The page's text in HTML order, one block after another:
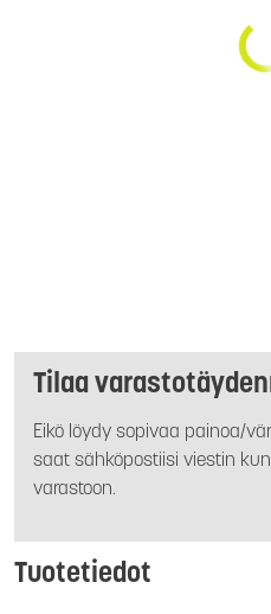
Tilaa
Eikö löydy sopivaa painoa/
saat sähköpostiisi viestin
varastoon.
Tuotetiedot